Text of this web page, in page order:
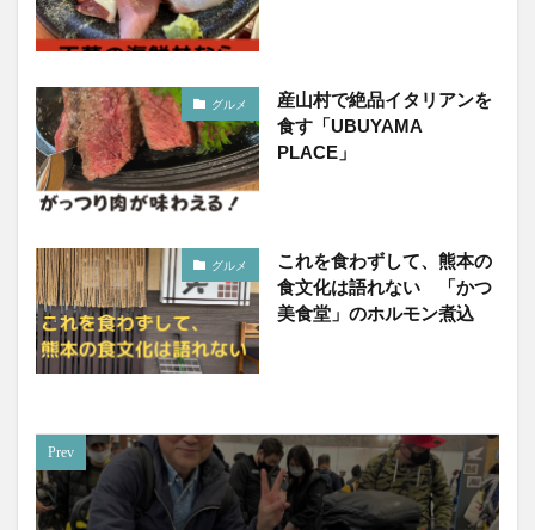
グルメ
産山村で絶品イタリアンを
食す「UBUYAMA
PLACE」
グルメ
これを食わずして、熊本の
食文化は語れない 「かつ
美食堂」のホルモン煮込
Prev